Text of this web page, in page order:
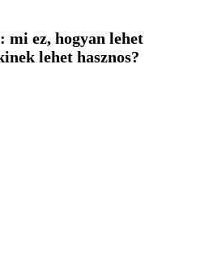
mi ez, hogyan lehet
lehet hasznos?